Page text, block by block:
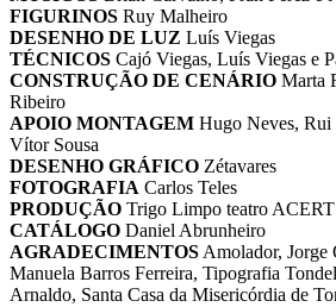
FIGURINOS Ruy Malheiro
DESENHO DE LUZ Luís Viegas
TÉCNICOS Cajó Viegas, Luís Viegas e
CONSTRUÇÃO DE CENÁRIO Marta
Ribeiro
APOIO MONTAGEM Hugo Neves, Rui
Vítor Sousa
DESENHO GRÁFICO Zétavares
FOTOGRAFIA Carlos Teles
PRODUÇÃO Trigo Limpo teatro ACERT
CATÁLOGO Daniel Abrunheiro
AGRADECIMENTOS Amolador, Jorge
Manuela Barros Ferreira, Tipografia
Arnaldo, Santa Casa da Misericórdia de